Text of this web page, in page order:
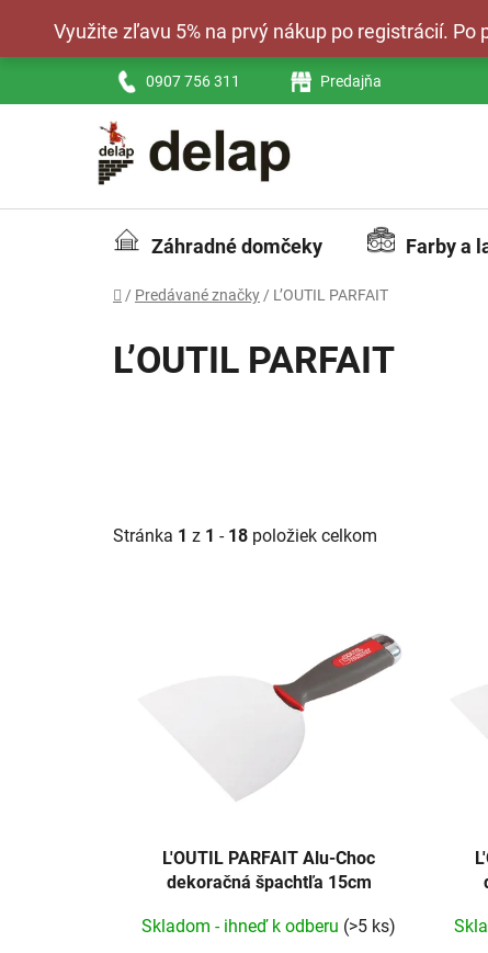
obsah
Využite zľavu 5% na prvý nákup po registrácií.
0907 756 311 Predajňa
Záhradné domčeky Farby a
Domov
/ Predávané značky/ L’OUTIL PARFAIT
L’OUTIL PARFAIT
Stránka 1 z 1 - 18 položiek celkom
L'OUTIL PARFAIT Alu-Choc
dekoračná špachtľa 15cm
Skladom - ihneď k odberu (>5 ks)